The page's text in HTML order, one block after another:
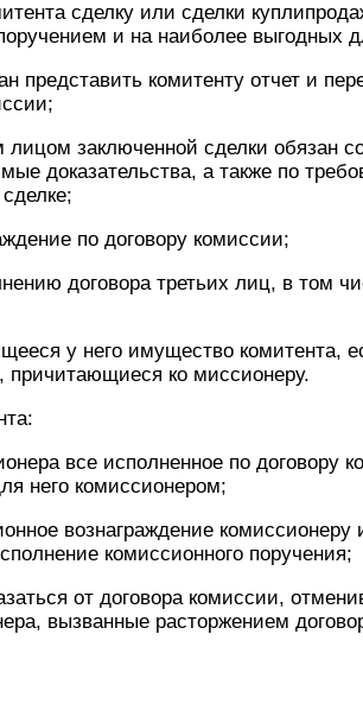
сделку или сделки
и на наиболее выгодных
представить комитенту отчет и
лицом заключенной сделки обязан
доказательства, а также по
по договору комиссии;
договора третьих лиц, в том
у него имущество комитента,
ко миссионеру.
все исполненное по договору
него комиссионером;
вознаграждение комиссионеру
комиссионного поручения;
от договора комиссии,
вызванные расторжением